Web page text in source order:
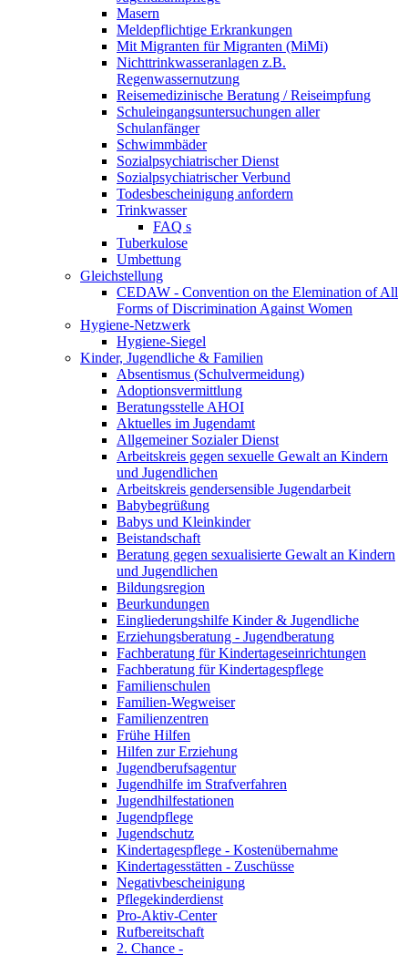
Masern
Meldepflichtige Erkrankungen
Mit Migranten für Migranten (MiMi)
Nichttrinkwasseranlagen z.B.
Regenwassernutzung
Reisemedizinische Beratung / Reiseimpfung
Schuleingangsuntersuchungen aller
Schulanfänger
Schwimmbäder
Sozialpsychiatrischer Dienst
Sozialpsychiatrischer Verbund
Todesbescheinigung anfordern
Trinkwasser
FAQ s
Tuberkulose
Umbettung
Gleichstellung
CEDAW - Convention on the Elemination of All
Forms of Discrimination Against Women
Hygiene-Netzwerk
Hygiene-Siegel
Kinder, Jugendliche & Familien
Absentismus (Schulvermeidung)
Adoptionsvermittlung
Beratungsstelle AHOI
Aktuelles im Jugendamt
Allgemeiner Sozialer Dienst
Arbeitskreis gegen sexuelle Gewalt an Kindern
und Jugendlichen
Arbeitskreis gendersensible Jugendarbeit
Babybegrüßung
Babys und Kleinkinder
Beistandschaft
Beratung gegen sexualisierte Gewalt an Kindern
und Jugendlichen
Bildungsregion
Beurkundungen
Eingliederungshilfe Kinder & Jugendliche
Erziehungsberatung - Jugendberatung
Fachberatung für Kindertageseinrichtungen
Fachberatung für Kindertagespflege
Familienschulen
Familien-Wegweiser
Familienzentren
Frühe Hilfen
Hilfen zur Erziehung
Jugendberufsagentur
Jugendhilfe im Strafverfahren
Jugendhilfestationen
Jugendpflege
Jugendschutz
Kindertagespflege - Kostenübernahme
Kindertagesstätten - Zuschüsse
Negativbescheinigung
Pflegekinderdienst
Pro-Aktiv-Center
Rufbereitschaft
2. Chance -